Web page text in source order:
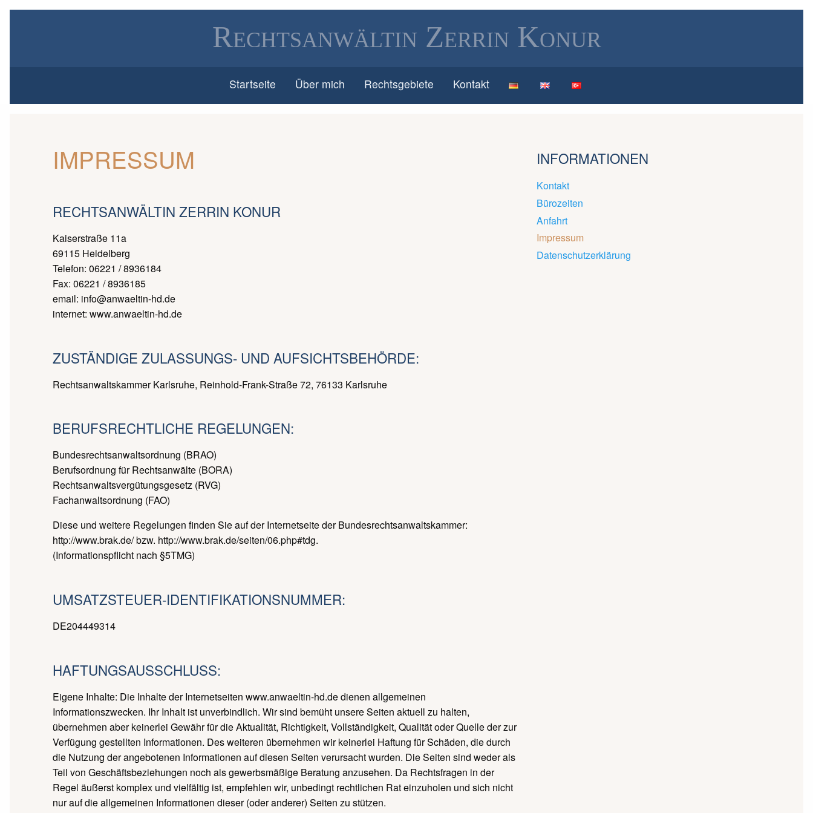
Rechtsanwältin Zerrin Konur
Startseite Über mich Rechtsgebiete Kontakt
IMPRESSUM
RECHTSANWÄLTIN ZERRIN KONUR
Kaiserstraße 11a
69115 Heidelberg
Telefon: 06221 / 8936184
Fax: 06221 / 8936185
email: info@anwaeltin-hd.de
internet: www.anwaeltin-hd.de
ZUSTÄNDIGE ZULASSUNGS- UND AUFSICHTSBEHÖRDE:
Rechtsanwaltskammer Karlsruhe, Reinhold-Frank-Straße 72, 76133 Karlsruhe
BERUFSRECHTLICHE REGELUNGEN:
Bundesrechtsanwaltsordnung (BRAO)
Berufsordnung für Rechtsanwälte (BORA)
Rechtsanwaltsvergütungsgesetz (RVG)
Fachanwaltsordnung (FAO)
Diese und weitere Regelungen finden Sie auf der Internetseite der Bundesrechtsanwaltskammer:
http://www.brak.de/ bzw. http://www.brak.de/seiten/06.php#tdg.
(Informationspflicht nach §5TMG)
UMSATZSTEUER-IDENTIFIKATIONSNUMMER:
DE204449314
HAFTUNGSAUSSCHLUSS:
Eigene Inhalte: Die Inhalte der Internetseiten www.anwaeltin-hd.de dienen allgemeinen
Informationszwecken. Ihr Inhalt ist unverbindlich. Wir sind bemüht unsere Seiten aktuell zu halten,
übernehmen aber keinerlei Gewähr für die Aktualität, Richtigkeit, Vollständigkeit, Qualität oder Quelle der zur
Verfügung gestellten Informationen. Des weiteren übernehmen wir keinerlei Haftung für Schäden, die durch
die Nutzung der angebotenen Informationen auf diesen Seiten verursacht wurden. Die Seiten sind weder als
Teil von Geschäftsbeziehungen noch als gewerbsmäßige Beratung anzusehen. Da Rechtsfragen in der
Regel äußerst komplex und vielfältig ist, empfehlen wir, unbedingt rechtlichen Rat einzuholen und sich nicht
nur auf die allgemeinen Informationen dieser (oder anderer) Seiten zu stützen.
INFORMATIONEN
Kontakt
Bürozeiten
Anfahrt
Impressum
Datenschutzerklärung